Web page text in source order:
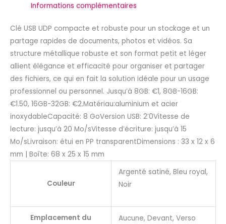
Informations complémentaires
Clé USB UDP compacte et robuste pour un stockage et un
partage rapides de documents, photos et vidéos. Sa
structure métallique robuste et son format petit et léger
allient élégance et efficacité pour organiser et partager
des fichiers, ce qui en fait la solution idéale pour un usage
professionnel ou personnel. Jusqu’à 8GB: €1, 8GB-16GB:
€1.50, 16GB-32GB: €2.Matériau:aluminium et acier
inoxydableCapacité: 8 GoVersion USB: 2’0Vitesse de
lecture: jusqu’à 20 Mo/sVitesse d’écriture: jusqu’à 15
Mo/sLivraison: étui en PP transparentDimensions : 33 x 12 x 6
mm | Boîte: 68 x 25 x 15 mm
Couleur
Argenté satiné, Bleu royal,
Noir
Emplacement du
Aucune, Devant, Verso